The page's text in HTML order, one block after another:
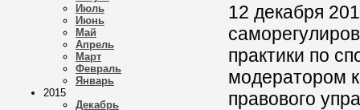
Июль
Июнь
Май
Апрель
Март
Февраль
Январь
2015
Декабрь
12 декабря
практики по
модератором
правового